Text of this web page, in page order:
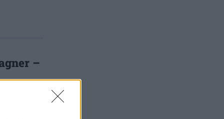
–